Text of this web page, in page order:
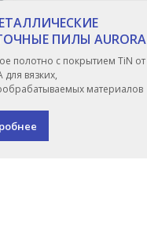
ПИЛЫ AURORA
полотно с покрытием TiN от
для вязких,
материалов